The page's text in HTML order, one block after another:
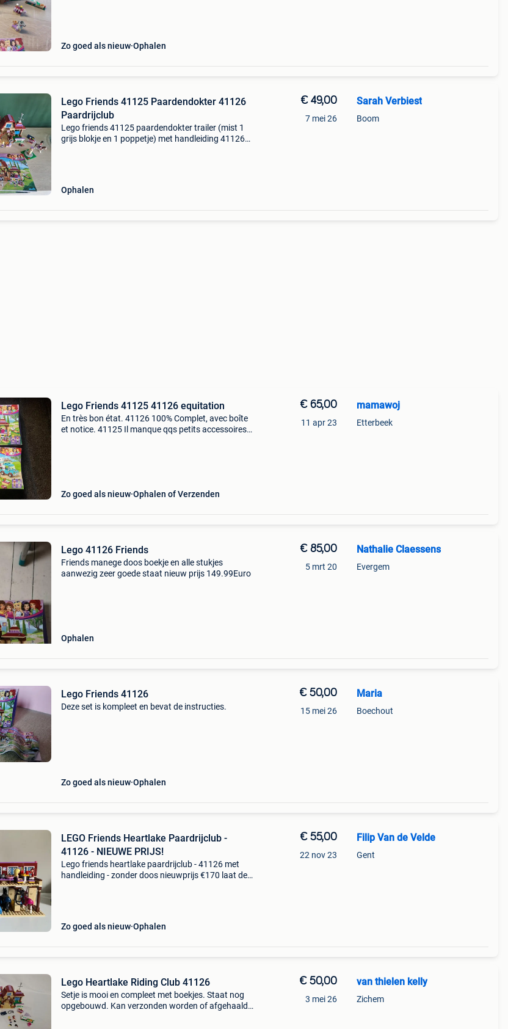
Zo goed als nieuw Ophalen
Lego Friends 41125 Paardendokter 41126
Paardrijclub
Lego friends 41125 paardendokter trailer (mist 1
grijs blokje en 1 poppetje) met handleiding 41126
Ophalen
€ 49,00
7 mei 26
Sarah Verbiest
Boom
Lego Friends 41125 41126 equitation
En très bon état. 41126 100% Complet, avec boîte
et notice. 41125 Il manque qqs petits accessoires
Zo goed als nieuw Ophalen of Verzenden
€ 65,00
11 apr 23
mamawoj
Etterbeek
Lego 41126 Friends
Friends manege doos boekje en alle stukjes
aanwezig zeer goede staat nieuw prijs 149.99Euro
Ophalen
€ 85,00
5 mrt 20
Nathalie Claessens
Evergem
Lego Friends 41126
Deze set is kompleet en bevat de instructies.
Zo goed als nieuw Ophalen
€ 50,00
15 mei 26
Maria
Boechout
LEGO Friends Heartlake Paardrijclub -
41126 - NIEUWE PRIJS!
Lego friends heartlake paardrijclub - 41126 met
handleiding - zonder doos nieuwprijs €170 laat de
Zo goed als nieuw Ophalen
€ 55,00
22 nov 23
Filip Van de Velde
Gent
Lego Heartlake Riding Club 41126
Setje is mooi en compleet met boekjes. Staat nog
opgebouwd. Kan verzonden worden of afgehaald.
€ 50,00
3 mei 26
van thielen kelly
Zichem